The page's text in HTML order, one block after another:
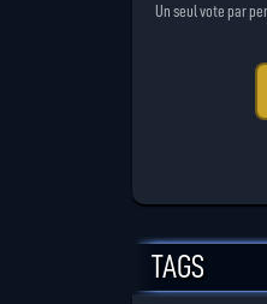
Un seul vote par
TAGS